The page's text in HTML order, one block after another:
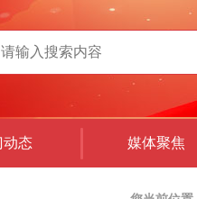
动态 媒体聚焦